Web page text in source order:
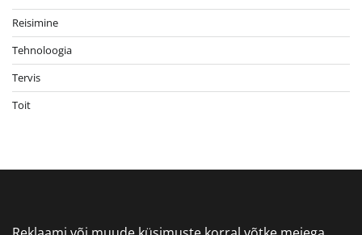
Reisimine
Tehnoloogia
Tervis
Toit